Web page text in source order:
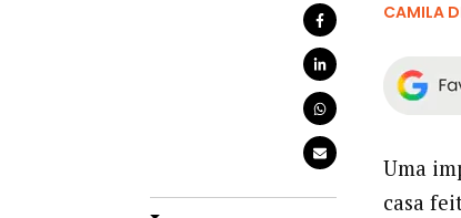
CAMILA
Uma
casa